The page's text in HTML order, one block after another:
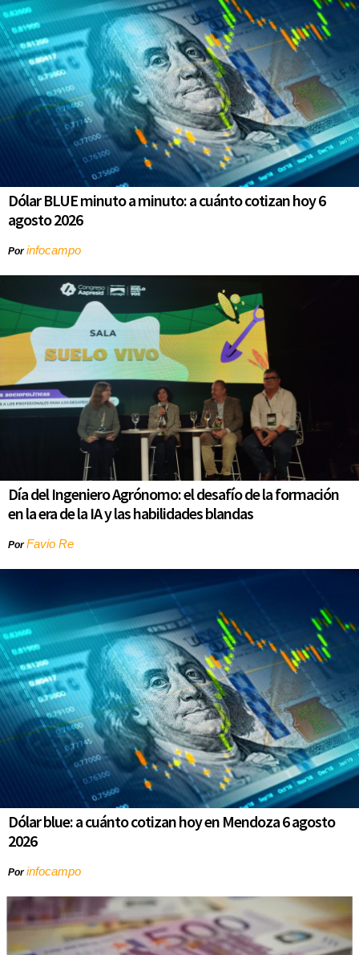
Dólar BLUE minuto a minuto: a cuánto cotizan hoy 6
agosto 2026
Porinfocampo
Día del Ingeniero Agrónomo: el desafío de la formación
en la era de la IA y las habilidades blandas
PorFavio Re
Dólar blue: a cuánto cotizan hoy en Mendoza 6 agosto
2026
Porinfocampo